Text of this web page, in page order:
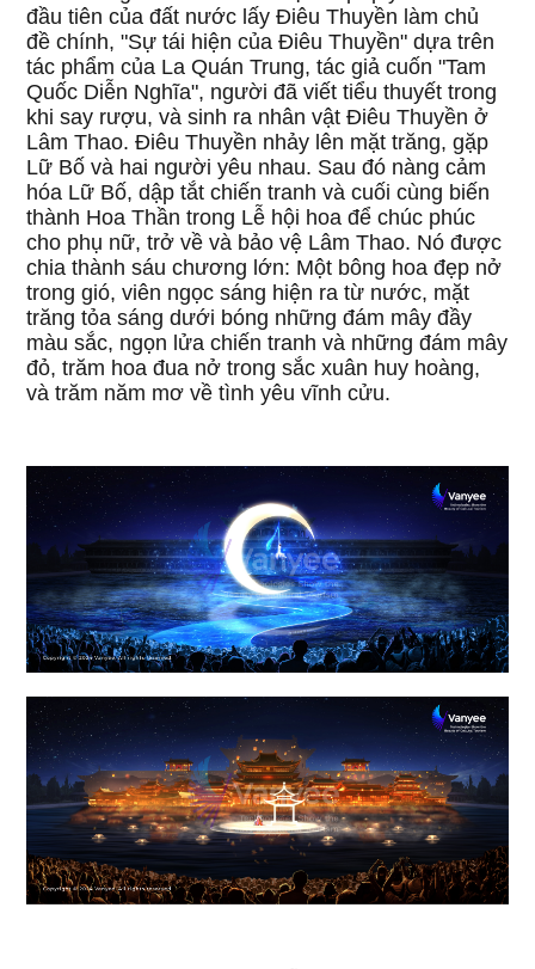
đầu tiên của đất nước lấy Điêu Thuyền làm chủ
đề chính, "Sự tái hiện của Điêu Thuyền" dựa trên
tác phẩm của La Quán Trung, tác giả cuốn "Tam
Quốc Diễn Nghĩa", người đã viết tiểu thuyết trong
khi say rượu, và sinh ra nhân vật Điêu Thuyền ở
Lâm Thao. Điêu Thuyền nhảy lên mặt trăng, gặp
Lữ Bố và hai người yêu nhau. Sau đó nàng cảm
hóa Lữ Bố, dập tắt chiến tranh và cuối cùng biến
thành Hoa Thần trong Lễ hội hoa để chúc phúc
cho phụ nữ, trở về và bảo vệ Lâm Thao. Nó được
chia thành sáu chương lớn: Một bông hoa đẹp nở
trong gió, viên ngọc sáng hiện ra từ nước, mặt
trăng tỏa sáng dưới bóng những đám mây đầy
màu sắc, ngọn lửa chiến tranh và những đám mây
đỏ, trăm hoa đua nở trong sắc xuân huy hoàng,
và trăm năm mơ về tình yêu vĩnh cửu.